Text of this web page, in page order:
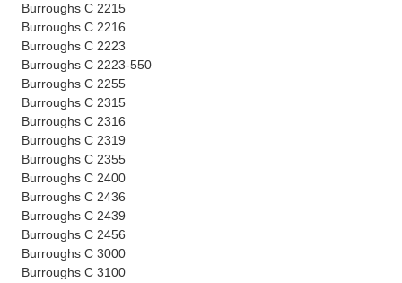
Burroughs C 2215
Burroughs C 2216
Burroughs C 2223
Burroughs C 2223-550
Burroughs C 2255
Burroughs C 2315
Burroughs C 2316
Burroughs C 2319
Burroughs C 2355
Burroughs C 2400
Burroughs C 2436
Burroughs C 2439
Burroughs C 2456
Burroughs C 3000
Burroughs C 3100